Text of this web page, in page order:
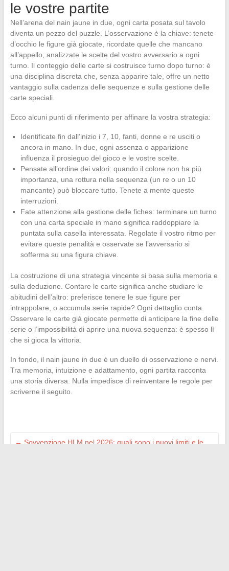
le vostre partite
Nell’arena del nain jaune in due, ogni carta posata sul tavolo
diventa un pezzo del puzzle. L’osservazione è la chiave: tenete
d’occhio le figure già giocate, ricordate quelle che mancano
all’appello, analizzate le scelte del vostro avversario a ogni
turno. Il conteggio delle carte si costruisce turno dopo turno: è
una disciplina discreta che, senza apparire tale, offre un netto
vantaggio sulla cadenza delle sequenze e sulla gestione delle
carte speciali.
Ecco alcuni punti di riferimento per affinare la vostra strategia:
Identificate fin dall’inizio i 7, 10, fanti, donne e re usciti o
ancora in mano. In due, ogni assenza o apparizione
influenza il prosieguo del gioco e le vostre scelte.
Pensate all’ordine dei valori: quando il colore non ha più
importanza, una rottura nella sequenza (un re o un 10
mancante) può bloccare tutto. Tenete a mente queste
interruzioni.
Fate attenzione alla gestione delle fiches: terminare un turno
con una carta speciale in mano significa raddoppiare la
puntata sulla casella interessata. Regolate il vostro ritmo per
evitare queste penalità e osservate se l’avversario si
sofferma su una figura chiave.
La costruzione di una strategia vincente si basa sulla memoria e
sulla deduzione. Contare le carte significa anche studiare le
abitudini dell’altro: preferisce tenere le sue figure per
intrappolare, o accumula serie rapide? Ogni dettaglio conta.
Osservare le carte già giocate permette di anticipare la fine delle
serie o l’impossibilità di aprire una nuova sequenza: è spesso lì
che si gioca la vittoria.
In fondo, il nain jaune in due è un duello di osservazione e nervi.
Tra memoria, intuizione e adattamento, ogni partita racconta
una storia diversa. Nulla impedisce di reinventare le regole per
scriverne il seguito.
← Sovvenzione HLM nel 2026: quali sono i nuovi limiti e le